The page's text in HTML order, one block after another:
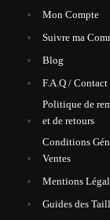
Mon Compte
Suivre ma
Blog
F.A.Q / Contact
Politique de
et de retours
Conditions
Ventes
Mentions
Guides des